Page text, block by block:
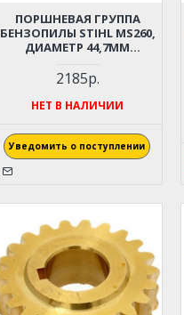
ПОРШНЕВАЯ ГРУППА
БЕНЗОПИЛЫ STIHL MS260,
ДИАМЕТР 44,7ММ
2185р.
НЕТ В НАЛИЧИИ
Уведомить о поступлении